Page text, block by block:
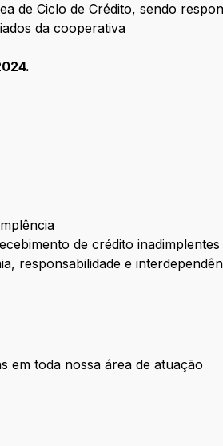
de Ciclo de Crédito, sendo
da cooperativa
de crédito inadimplentes
responsabilidade e
em toda nossa área de atuação